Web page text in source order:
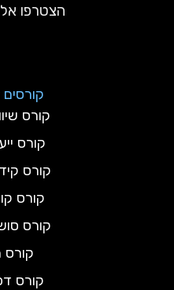
הצטרפו
קורס
קורס
קורס
קורס
קורס
קורס
קורס